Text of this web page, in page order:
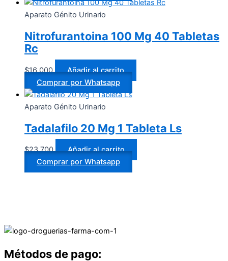
Aparato Génito Urinario
Nitrofurantoina 100 Mg 40 Tabletas
Rc
$16.000
Añadir al carrito
Comprar por Whatsapp
Aparato Génito Urinario
Tadalafilo 20 Mg 1 Tableta Ls
$23.700
Añadir al carrito
Comprar por Whatsapp
Métodos de pago: